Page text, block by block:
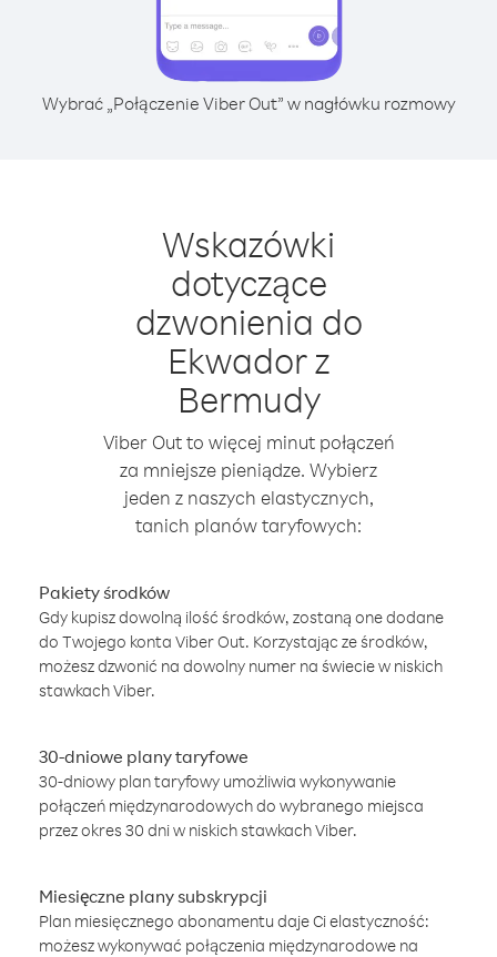
Wybrać „Połączenie Viber Out” w nagłówku rozmowy
Wskazówki
dotyczące
dzwonienia do
Ekwador z
Bermudy
Viber Out to więcej minut połączeń
za mniejsze pieniądze. Wybierz
jeden z naszych elastycznych,
tanich planów taryfowych:
Pakiety środków
Gdy kupisz dowolną ilość środków, zostaną one dodane
do Twojego konta Viber Out. Korzystając ze środków,
możesz dzwonić na dowolny numer na świecie w niskich
stawkach Viber.
30-dniowe plany taryfowe
30-dniowy plan taryfowy umożliwia wykonywanie
połączeń międzynarodowych do wybranego miejsca
przez okres 30 dni w niskich stawkach Viber.
Miesięczne plany subskrypcji
Plan miesięcznego abonamentu daje Ci elastyczność:
możesz wykonywać połączenia międzynarodowe na